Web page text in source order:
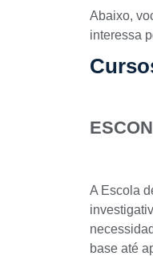
Abaixo,
interessa
ESCON
A Escola
base até